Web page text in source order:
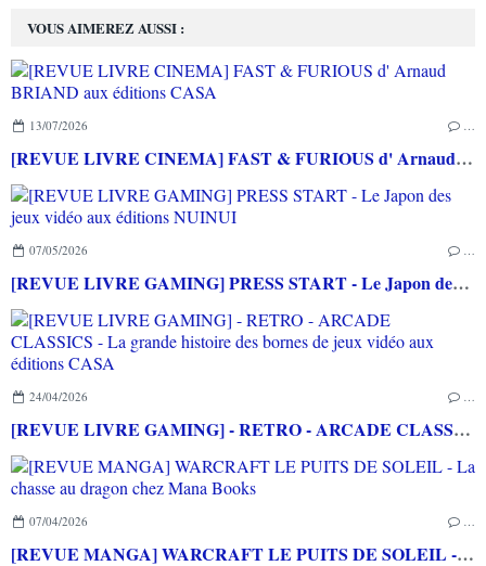
VOUS AIMEREZ AUSSI :
13/07/2026 …
[REVUE LIVRE CINEMA] FAST & FURIOUS d' Arnaud BRIAND aux éditions CASA
07/05/2026 …
[REVUE LIVRE GAMING] PRESS START - Le Japon des jeux vidéo aux éditions NUINUI
24/04/2026 …
[REVUE LIVRE GAMING] - RETRO - ARCADE CLASSICS - La grande histoire des bornes de jeux vidéo aux éditions CASA
07/04/2026 …
[REVUE MANGA] WARCRAFT LE PUITS DE SOLEIL - La chasse au dragon chez Mana Books